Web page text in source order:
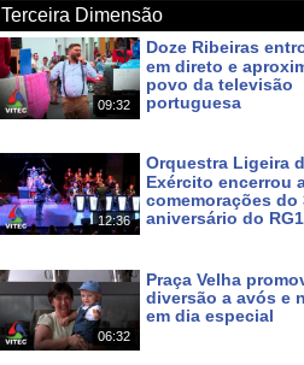
Terceira Dimensão
09:32
Doze Ribeiras
em direto e
povo da televisão
portuguesa
12:36
Orquestra Ligeira
Exército encerrou
comemorações do
aniversário do RG1
06:32
Praça Velha
diversão a avós e
em dia especial